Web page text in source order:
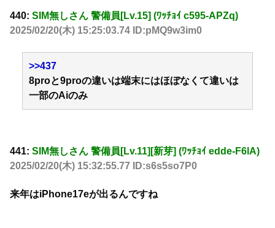
440: SIM無しさん 警備員[Lv.15] (ﾜｯﾁｮｲ c595-APZq)
2025/02/20(木) 15:25:03.74 ID:pMQ9w3im0
>>437
8proと9proの違いは端末にはほぼなくて違いは
一部のAiのみ
441: SIM無しさん 警備員[Lv.11][新芽] (ﾜｯﾁｮｲ edde-F6lA)
2025/02/20(木) 15:32:55.77 ID:s6s5so7P0
来年はiPhone17eが出るんですね